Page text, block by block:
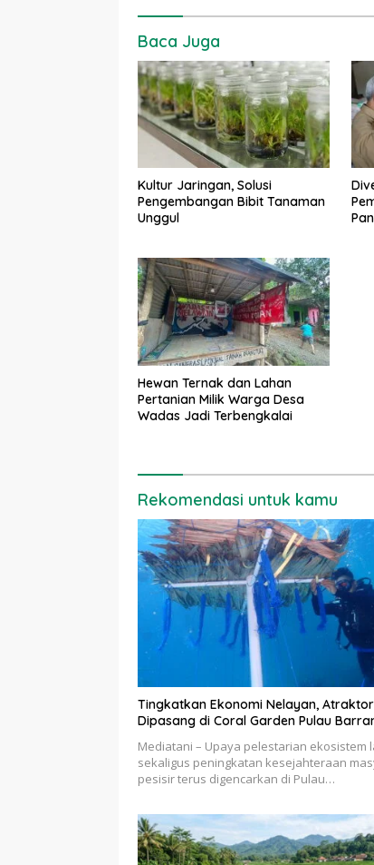
Baca Juga
Kultur Jaringan, Solusi
Pengembangan Bibit Tanaman
Unggul
Hewan Ternak dan Lahan
Pertanian Milik Warga Desa
Wadas Jadi Terbengkalai
Rekomendasi untuk kamu
Tingkatkan Ekonomi Nelayan,
Dipasang di Coral Garden Pulau
Mediatani – Upaya pelestarian ekosistem
sekaligus peningkatan kesejahteraan
pesisir terus digencarkan di Pulau…